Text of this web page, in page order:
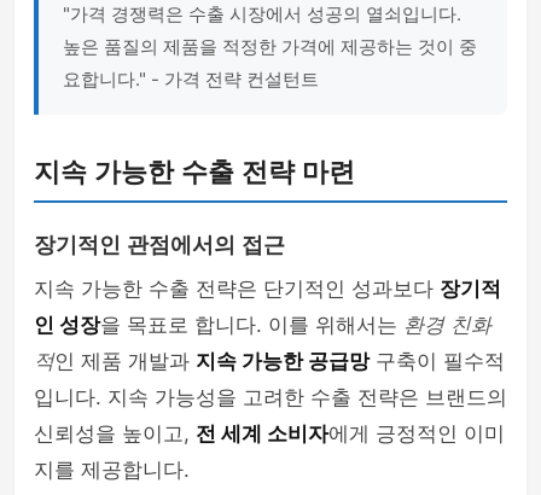
"가격 경쟁력은 수출 시장에서 성공의 열쇠입니다.
높은 품질의 제품을 적정한 가격에 제공하는 것이 중
요합니다." - 가격 전략 컨설턴트
지속 가능한 수출 전략 마련
장기적인 관점에서의 접근
지속 가능한 수출 전략은 단기적인 성과보다 장기적
인 성장을 목표로 합니다. 이를 위해서는 환경 친화
적인 제품 개발과 지속 가능한 공급망구축이 필수적
입니다. 지속 가능성을 고려한 수출 전략은 브랜드의
신뢰성을 높이고, 전 세계 소비자에게 긍정적인 이미
지를 제공합니다.